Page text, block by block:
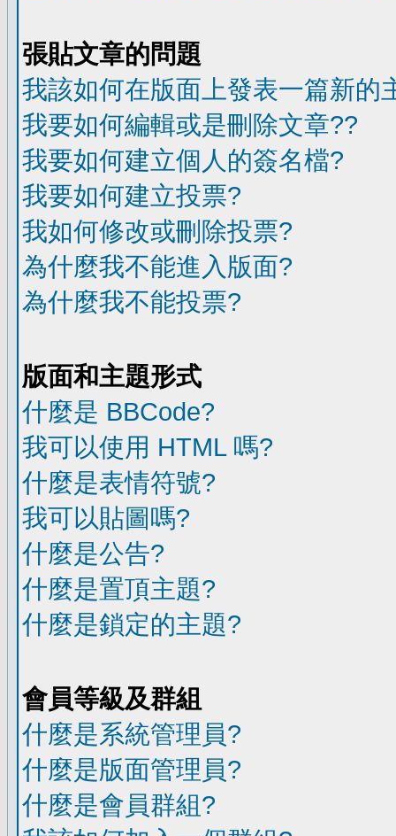
張貼文章的問題
我該如何在版面上發表一篇新的
我要如何編輯或是刪除文章??
我要如何建立個人的簽名檔?
我要如何建立投票?
我如何修改或刪除投票?
為什麼我不能進入版面?
為什麼我不能投票?
版面和主題形式
什麼是 BBCode?
我可以使用 HTML 嗎?
什麼是表情符號?
我可以貼圖嗎?
什麼是公告?
什麼是置頂主題?
什麼是鎖定的主題?
會員等級及群組
什麼是系統管理員?
什麼是版面管理員?
什麼是會員群組?